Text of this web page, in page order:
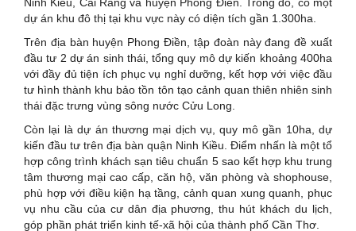
Ninh Kiều, Cái Răng và huyện Phong Điền. Trong đó, có một
dự án khu đô thị tại khu vực này có diện tích gần 1.300ha.
Trên địa bàn huyện Phong Điền, tập đoàn này đang đề xuất
đầu tư 2 dự án sinh thái, tổng quy mô dự kiến khoảng 400ha
với đầy đủ tiện ích phục vụ nghỉ dưỡng, kết hợp với việc đầu
tư hình thành khu bảo tồn tôn tạo cảnh quan thiên nhiên sinh
thái đặc trưng vùng sông nước Cửu Long.
Còn lại là dự án thương mại dịch vụ, quy mô gần 10ha, dự
kiến đầu tư trên địa bàn quận Ninh Kiều. Điểm nhấn là một tổ
hợp công trình khách sạn tiêu chuẩn 5 sao kết hợp khu trung
tâm thương mại cao cấp, căn hộ, văn phòng và shophouse,
phù hợp với điều kiện hạ tầng, cảnh quan xung quanh, phục
vụ nhu cầu của cư dân địa phương, thu hút khách du lịch,
góp phần phát triển kinh tế-xã hội của thành phố Cần Thơ.